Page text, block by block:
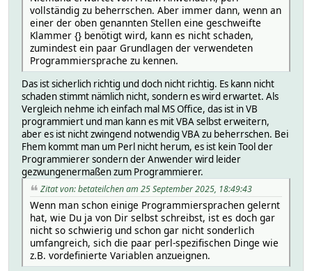
vollständig zu beherrschen. Aber immer dann, wenn an
einer der oben genannten Stellen eine geschweifte
Klammer {} benötigt wird, kann es nicht schaden,
zumindest ein paar Grundlagen der verwendeten
Programmiersprache zu kennen.
Das ist sicherlich richtig und doch nicht richtig. Es kann nicht
schaden stimmt nämlich nicht, sondern es wird erwartet. Als
Vergleich nehme ich einfach mal MS Office, das ist in VB
programmiert und man kann es mit VBA selbst erweitern,
aber es ist nicht zwingend notwendig VBA zu beherrschen. Bei
Fhem kommt man um Perl nicht herum, es ist kein Tool der
Programmierer sondern der Anwender wird leider
gezwungenermaßen zum Programmierer.
Zitat von: betateilchen am 25 September 2025, 18:49:43
Wenn man schon einige Programmiersprachen gelernt
hat, wie Du ja von Dir selbst schreibst, ist es doch gar
nicht so schwierig und schon gar nicht sonderlich
umfangreich, sich die paar perl-spezifischen Dinge wie
z.B. vordefinierte Variablen anzueignen.